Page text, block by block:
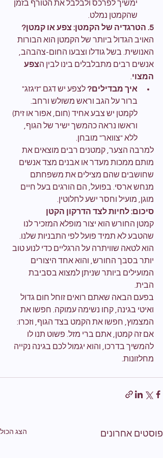
ימשיך לפרכס ולבלבל את הטורף בזמן
שהקמטן נמלט.
5. הטרגדיה של הקמטן: צפע או קמטן?
האויב הגדול ביותר של הקמטן הוא הבורות
האנושית. בשל גודלו וצבעו החום-צהבהב,
אנשים רבים מתבלבלים בינו לבין הצפע
המצוי
איך מבדילים? לצפע יש דגם "זיגזג"
ברור על הגב וראש משולש ורחב.
לקמטן יש צבע אחיד (חום, אפור או זית)
וראשו נראה כהמשך ישיר של הגוף,
ללא "צוואר" מובחן.
למרבה הצער, קמטנים רבים מוצאים את
מותם ממכות מעדר או אבנים מצד אנשים
שחושבים שהם מצילים את משפחתם
מנחש ארסי. בפועל, הם הורגים בעל חיים
מוגן, מועיל וחסר ישע לחלוטין.
סיכום: לחיות לצד הדרקון הקטן
קמטן החורש הוא יצור מופלא המזכיר לנו
שהטבע לא תמיד פועל לפי התבניות שלנו.
הוא לטאה שוויתרה על הרגליים כדי לנוע טוב
יותר בסבך החורש, והוא אחד היצורים
המועילים ביותר שניתן למצוא בסביבת
הבית.
בפעם הבאה שאתם רואים זוחל חום גדול
ואיטי בגינה, קחו נשימה עמוקה. חפשו את
המצמוץ, חפשו את הקמט בצד הגוף, וזכרו:
אם זה קמטן, אתם ברי מזל. פשוט תנו לו
להמשיך בדרכו, והוא יגמול לכם בגינה נקייה
מחלזונות.
פוסטים אחרונים הצג הכול